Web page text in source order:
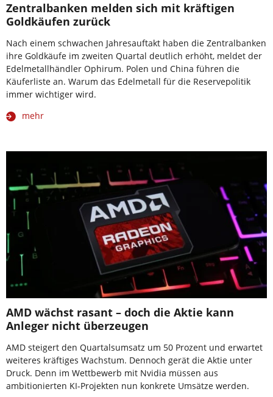
Zentralbanken melden sich mit kräftigen
Goldkäufen zurück
Nach einem schwachen Jahresauftakt haben die Zentralbanken
ihre Goldkäufe im zweiten Quartal deutlich erhöht, meldet der
Edelmetallhändler Ophirum. Polen und China führen die
Käuferliste an. Warum das Edelmetall für die Reservepolitik
immer wichtiger wird.
mehr
AMD wächst rasant – doch die Aktie kann
Anleger nicht überzeugen
AMD steigert den Quartalsumsatz um 50 Prozent und erwartet
weiteres kräftiges Wachstum. Dennoch gerät die Aktie unter
Druck. Denn im Wettbewerb mit Nvidia müssen aus
ambitionierten KI-Projekten nun konkrete Umsätze werden.